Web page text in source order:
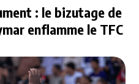
: le bizutage de
enflamme le TFC